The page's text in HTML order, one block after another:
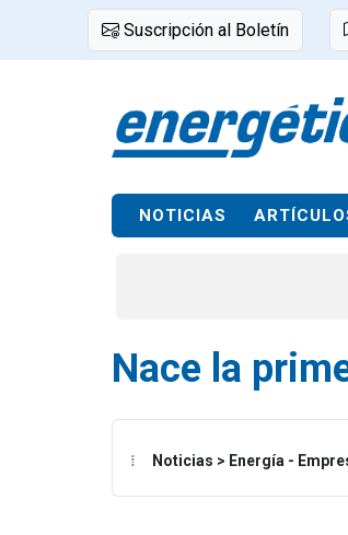
Suscripción al Boletín
NOTICIAS
Nace la
Noticias > Energía -